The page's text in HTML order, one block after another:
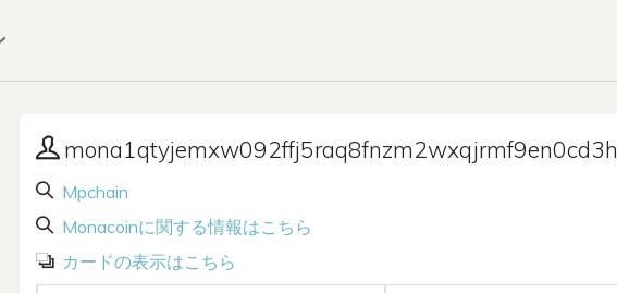
mona1qtyjemxw092ffj5raq8fnzm2wxqjrmf9en0cd3h
Mpchain
Monacoinに関する情報はこちら
カードの表示はこちら